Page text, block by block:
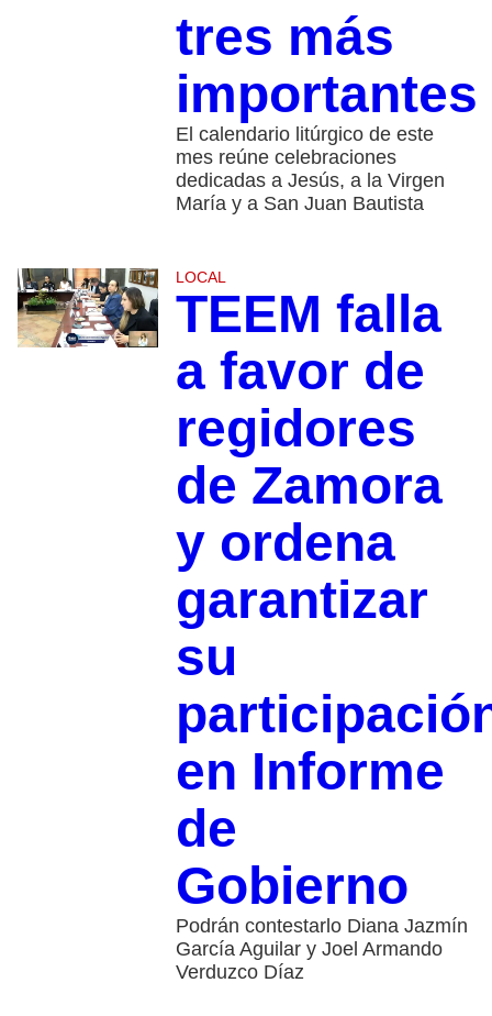
tres más
importantes
El calendario litúrgico de este
mes reúne celebraciones
dedicadas a Jesús, a la Virgen
María y a San Juan Bautista
LOCAL
TEEM falla
a favor de
regidores
de Zamora
y ordena
garantizar
su
en Informe
de
Gobierno
Podrán contestarlo Diana Jazmín
García Aguilar y Joel Armando
Verduzco Díaz